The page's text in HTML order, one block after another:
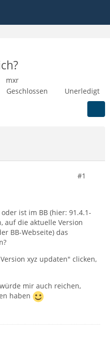
mxr
Geschlossen Unerledigt
#1
ist im BB (hier: 91.4.1-
auf die aktuelle Version
BB-Webseite) das
xyz updaten" clicken,
mir auch reichen,
haben